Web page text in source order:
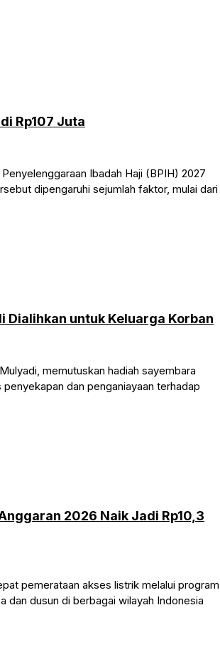
Rp107 Juta
Ibadah Haji (BPIH) 2027
dipengaruhi sejumlah faktor, mulai dari
Dialihkan untuk Keluarga Korban
memutuskan hadiah sayembara
dan penganiayaan terhadap
2026 Naik Jadi Rp10,3
pemerataan akses listrik melalui program
dan dusun di berbagai wilayah Indonesia